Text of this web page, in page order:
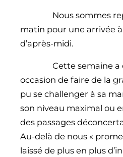
Nous sommes
matin pour une arrivée
d’après-midi.
Cette semaine a
occasion de faire de la
pu se challenger à sa
son niveau maximal ou
des passages
Au-delà de nous «
laissé de plus en plus